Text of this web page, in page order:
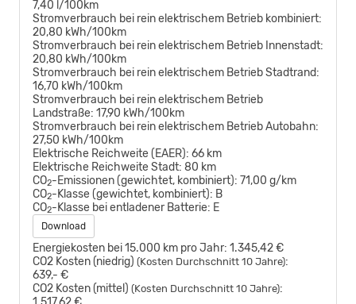
7,40 l/100km
Stromverbrauch bei rein elektrischem Betrieb kombiniert:
20,80 kWh/100km
Stromverbrauch bei rein elektrischem Betrieb Innenstadt:
20,80 kWh/100km
Stromverbrauch bei rein elektrischem Betrieb Stadtrand:
16,70 kWh/100km
Stromverbrauch bei rein elektrischem Betrieb
Landstraße: 17,90 kWh/100km
Stromverbrauch bei rein elektrischem Betrieb Autobahn:
27,50 kWh/100km
Elektrische Reichweite (EAER): 66 km
Elektrische Reichweite Stadt: 80 km
CO2-Emissionen (gewichtet, kombiniert): 71,00 g/km
CO2-Klasse (gewichtet, kombiniert): B
CO2-Klasse bei entladener Batterie: E
Download
Energiekosten bei 15.000 km pro Jahr: 1.345,42 €
CO2 Kosten (niedrig) (Kosten Durchschnitt 10 Jahre):
639,- €
CO2 Kosten (mittel) (Kosten Durchschnitt 10 Jahre):